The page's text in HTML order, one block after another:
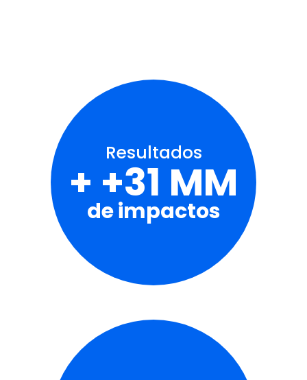
Resultados
+ +31 MM
de impactos